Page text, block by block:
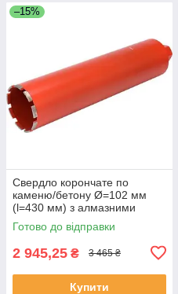
–15%
Свердло корончате по
каменю/бетону Ø=102 мм
(l=430 мм) з алмазними
кромками (хвостовик М32)
YATO YT-60376
Готово до відправки
2 945,25 ₴ 3 465 ₴
Купити